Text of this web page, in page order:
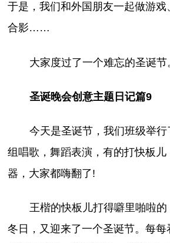
于是，我们和外国朋友一起做游戏
合影……
大家度过了一个难忘的圣诞节
圣诞晚会创意主题日记篇9
今天是圣诞节，我们班级举
组唱歌，舞蹈表演，有的打快板
器，大家都嗨翻了!
王楷的快板儿打得噼里啪啦
冬日，又迎来了一个圣诞节。每